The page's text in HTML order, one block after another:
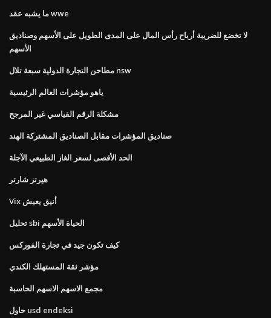
ما يشبه عقد wwe
لا تخضع للضريبة أرباح رأس المال على المدى الطويل على الأسهم وصناديق
الأسهم
مطاحن التجارة الدولية سبعة تلال nsw
ياهو مؤشرات العالم الرئيسية
مشكلة الرقم القياسي غير المرجح
صناديق المؤشرات مقابل الصناديق المشتركة الهند
الحد الأقصى لسعر الغاز الطبيعي الآجلة
هيرتز شارتر
Vix أنيق يعيش
تحليل sbi الحياة الأسهم
كيف تكون جيد في تجارة الفوركس
مؤشر ثقة المستهلك الكندي
مجمع الاسهم الاسهم الحاسبة
حاول usd endeksi